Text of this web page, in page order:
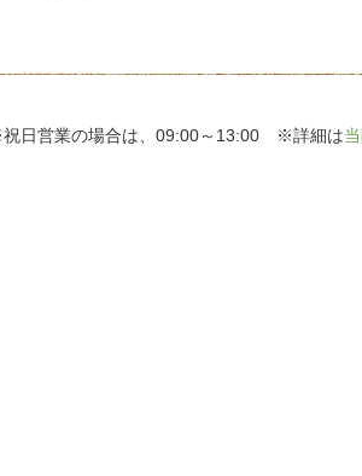
日営業の場合は、09:00～13:00 ※詳細は